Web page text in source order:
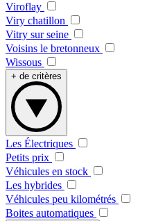
Viroflay
Viry chatillon
Vitry sur seine
Voisins le bretonneux
Wissous
+ de critères
Les Électriques
Petits prix
Véhicules en stock
Les hybrides
Véhicules peu kilométrés
Boites automatiques